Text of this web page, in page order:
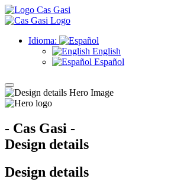
Idioma:
English
Español
- Cas Gasi -
Design details
Design details